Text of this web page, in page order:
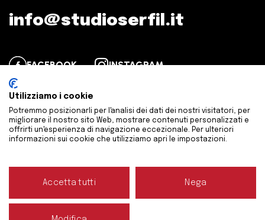
info@studioserfil.it
FACEBOOK INSTAGRAM
serfil@pec.it – P.Iva: 03675470045 – Rea: CN-308618
Credits
Utilizziamo i cookie
Potremmo posizionarli per l'analisi dei dati dei nostri visitatori, per
migliorare il nostro sito Web, mostrare contenuti personalizzati e
offrirti un'esperienza di navigazione eccezionale. Per ulteriori
informazioni sui cookie che utilizziamo apri le impostazioni.
Accetta tutti Nega